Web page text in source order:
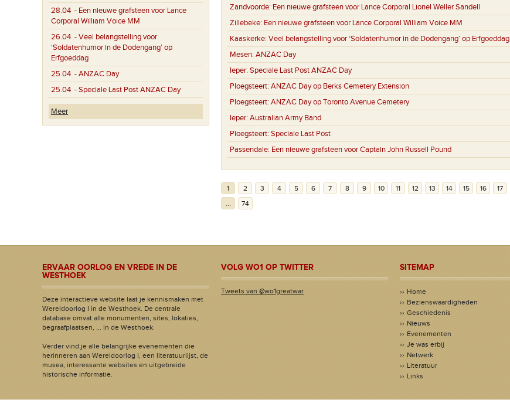
28.04 - Een nieuwe grafsteen voor Lance
Corporal William Voice MM
26.04 - Veel belangstelling voor
‘Soldatenhumor in de Dodengang’ op
Erfgoeddag
25.04 - ANZAC Day
25.04 - Speciale Last Post ANZAC Day
Meer
Zandvoorde: Een nieuwe grafsteen voor Lance Corporal Lionel Weller Sandell
Zillebeke: Een nieuwe grafsteen voor Lance Corporal William Voice MM
Kaaskerke: Veel belangstelling voor ‘Soldatenhumor in de Dodengang’ op Erfgoeddag
Mesen: ANZAC Day
Ieper: Speciale Last Post ANZAC Day
Ploegsteert: ANZAC Day op Berks Cemetery Extension
Ploegsteert: ANZAC Day op Toronto Avenue Cemetery
Ieper: Australian Army Band
Ploegsteert: Speciale Last Post
Passendale: Een nieuwe grafsteen voor Captain John Russell Pound
1 2 3 4 5 6 7 8 9 10 11 12 13 14 15 16 17
...
74
ERVAAR OORLOG EN VREDE IN DE
WESTHOEK
Deze interactieve website laat je kennismaken met
Wereldoorlog I in de Westhoek. De centrale
database omvat alle monumenten, sites, lokaties,
begraafplaatsen, ... in de Westhoek.
Verder vind je alle belangrijke evenementen die
herinneren aan Wereldoorlog I, een literatuurlijst, de
musea, interessante websites en uitgebreide
historische informatie.
VOLG WO1 OP TWITTER
Tweets van @wo1greatwar
SITEMAP
Home
Bezienswaardigheden
Geschiedenis
Nieuws
Evenementen
Je was erbij
Netwerk
Literatuur
Links